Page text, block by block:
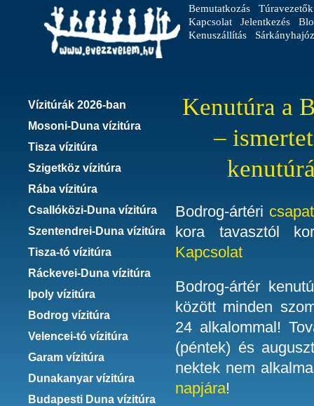
Bemutatkozás
Túravezetők
Kapcsolat
Jelentkezés
Kenuszállítás
Vízitúrák 2026-ban
Mosoni-Duna vízitúra
Tisza vízitúra
Szigetköz vízitúra
Rába vízitúra
Csallóközi-Duna vízitúra
Szentendrei-Duna vízitúra
Tisza-tó vízitúra
Ráckevei-Duna vízitúra
Ipoly vízitúra
Bodrog vízitúra
Velencei-tó vízitúra
Garam vízitúra
Dunakanyar vízitúra
Budapesti Duna vízitúra
Kenutúra a
–
Bodrog-ártéri
kora tavasztól
Kapcsolat
Bodrog-ártér
között minden
24 alkalommal!
(péntek) és
nektek nem
napjára!